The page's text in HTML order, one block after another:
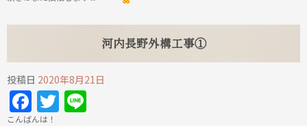
河内長野外構工事①
投稿日 2020年8月21日
Facebook
Twitter
こんばんは！